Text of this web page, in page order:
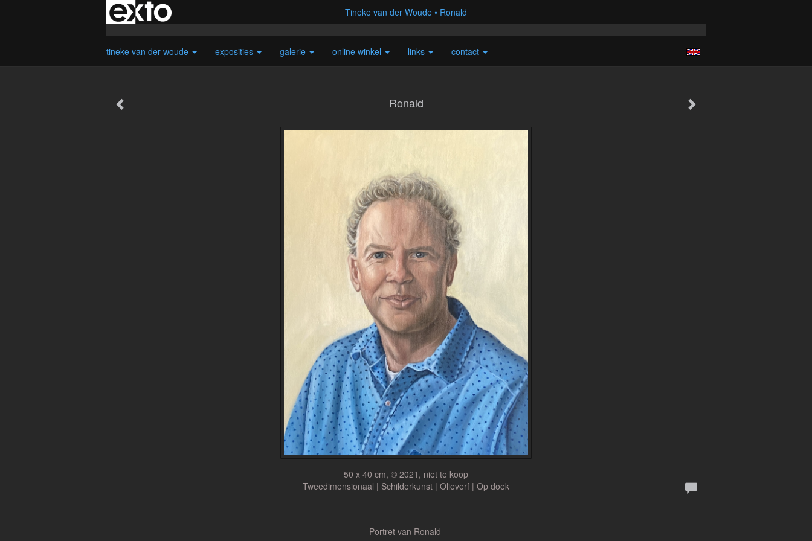
Tineke van der Woude Ronald
tineke van der woude exposities galerie online winkel links contact
Ronald
50 x 40 cm, © 2021, niet te koop
Tweedimensionaal | Schilderkunst | Olieverf | Op doek
Portret van Ronald